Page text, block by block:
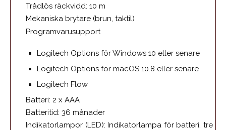
Trådlös räckvidd: 10 m
Mekaniska brytare (brun, taktil)
Programvarusupport
Logitech Options för Windows 10 eller senare
Logitech Options för macOS 10.8 eller senare
Logitech Flow
Batteri: 2 x AAA
Batteritid: 36 månader
Indikatorlampor (LED): Indikatorlampa för batteri, tre